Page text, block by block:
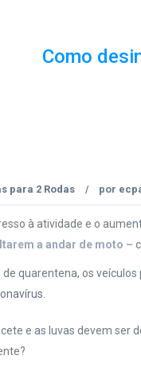
Como
para 2 Rodas / por
à atividade e o
a andar de moto –
quarentena, os
e as luvas devem ser